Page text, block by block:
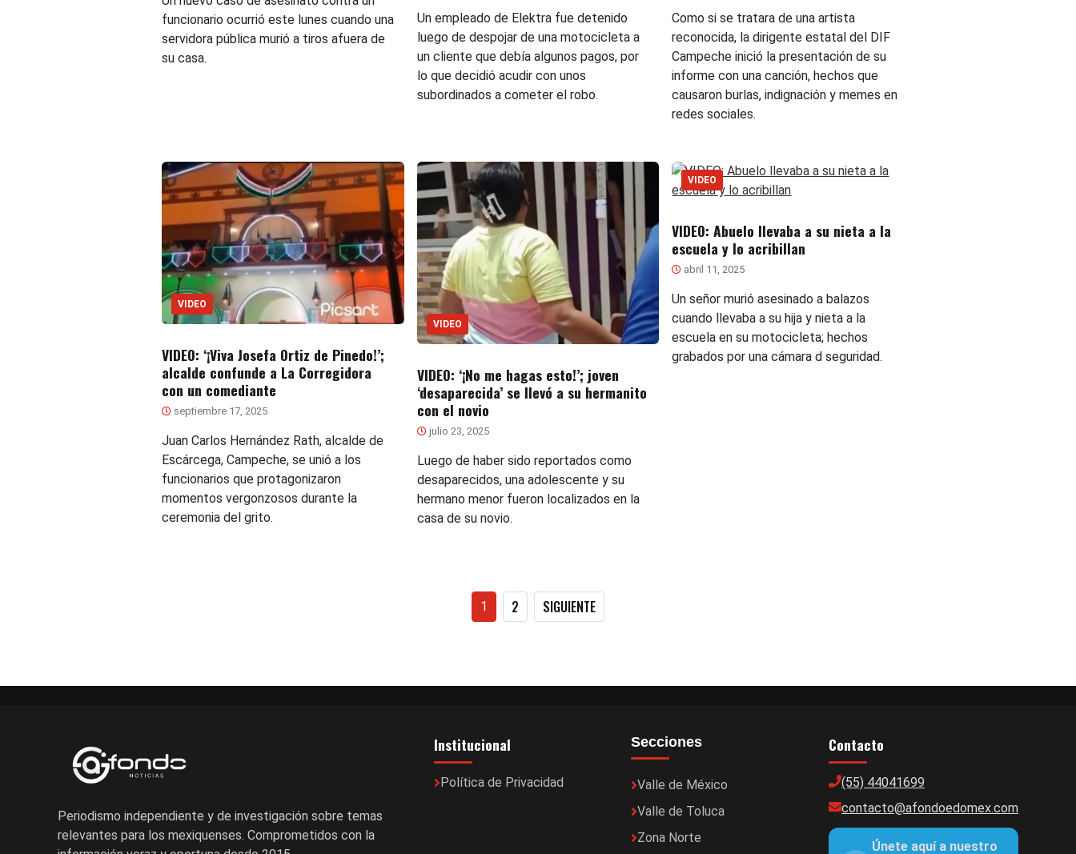
funcionario ocurrió este lunes cuando una
servidora pública murió a tiros afuera de
su casa.
Un empleado de Elektra fue detenido
luego de despojar de una motocicleta a
un cliente que debía algunos pagos, por
lo que decidió acudir con unos
subordinados a cometer el robo.
Como si se tratara de una artista
reconocida, la dirigente estatal del DIF
Campeche inició la presentación de su
informe con una canción, hechos que
causaron burlas, indignación y memes en
redes sociales.
VIDEO
VIDEO: ‘¡Viva Josefa Ortiz de Pinedo!’;
alcalde confunde a La Corregidora
con un comediante
septiembre 17, 2025
Juan Carlos Hernández Rath, alcalde de
Escárcega, Campeche, se unió a los
funcionarios que protagonizaron
momentos vergonzosos durante la
ceremonia del grito.
VIDEO
VIDEO: ‘¡No me hagas esto!’; joven
‘desaparecida’ se llevó a su hermanito
con el novio
julio 23, 2025
Luego de haber sido reportados como
desaparecidos, una adolescente y su
hermano menor fueron localizados en la
casa de su novio.
VIDEO
VIDEO: Abuelo llevaba a su nieta a la
escuela y lo acribillan
abril 11, 2025
Un señor murió asesinado a balazos
cuando llevaba a su hija y nieta a la
escuela en su motocicleta; hechos
grabados por una cámara d seguridad.
Paginación
1 2 SIGUIENTE
Periodismo independiente y de investigación sobre temas
relevantes para los mexiquenses. Comprometidos con la
Institucional
Política de Privacidad
Secciones
Valle de México
Valle de Toluca
Zona Norte
Contacto
(55) 44041699
contacto@afondoedomex.com
Únete aquí a nuestro